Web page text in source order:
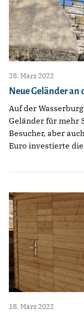
28. März 2022
Neue Geländer
Auf der
Geländer für mehr
Besucher, aber
Euro investierte
18. März 2022